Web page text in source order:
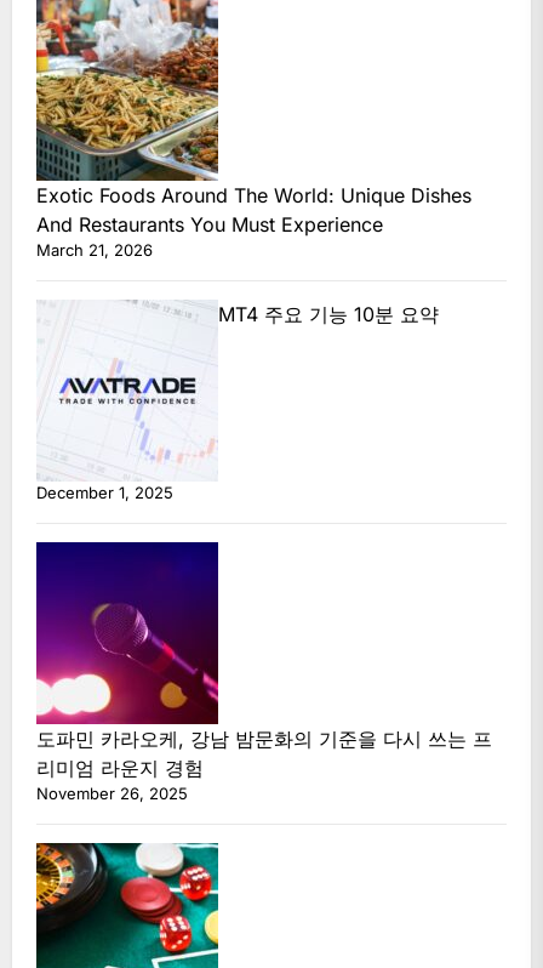
Exotic Foods Around The World: Unique Dishes
And Restaurants You Must Experience
March 21, 2026
MT4 주요 기능 10분 요약
December 1, 2025
도파민 카라오케, 강남 밤문화의 기준을 다시 쓰는 프
리미엄 라운지 경험
November 26, 2025